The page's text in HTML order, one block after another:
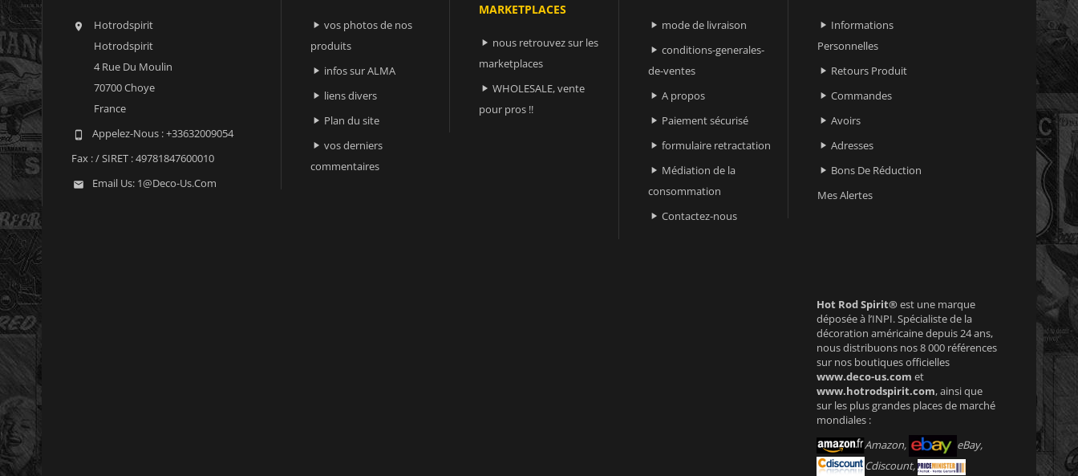

Hotrodspirit
Hotrodspirit
4 Rue Du Moulin
70700 Choye
France
 Appelez-Nous :+33632009054
Fax :/ SIRET : 49781847600010
 Email Us: 1@deco-Us.com
 vos photos de nos
produits
 infos sur ALMA
 liens divers
 Plan du site
 vos derniers
commentaires
MARKETPLACES
 nous retrouvez sur les
marketplaces
 WHOLESALE, vente
pour pros !!
 mode de livraison
 conditions-generales-
de-ventes
 A propos
 Paiement sécurisé
 formulaire retractation
 Médiation de la
consommation
 Contactez-nous
 Informations
Personnelles
 Retours Produit
 Commandes
 Avoirs
 Adresses
 Bons De Réduction
Mes Alertes
Hot Rod Spirit®est une marque
déposée à l’INPI. Spécialiste de la
décoration américaine depuis 24 ans,
nous distribuons nos 8 000 références
sur nos boutiques officielles
www.deco-us.com et
www.hotrodspirit.com, ainsi que
sur les plus grandes places de marché
mondiales :
Amazon,
eBay,
Cdiscount,